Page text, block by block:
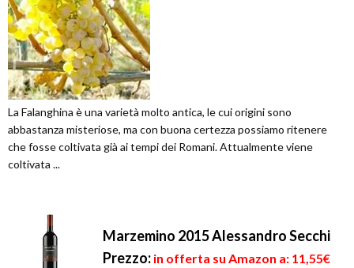
La Falanghina è una varietà molto antica, le cui origini sono
abbastanza misteriose, ma con buona certezza possiamo ritenere
che fosse coltivata già ai tempi dei Romani. Attualmente viene
coltivata ...
Marzemino 2015 Alessandro Secchi
Prezzo: in offerta su Amazon a: 11,55€